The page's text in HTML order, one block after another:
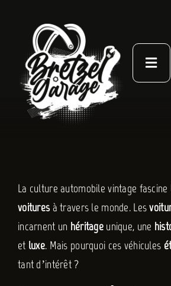
Toggle
À PROPOS
La culture automobile vintage fascine
voituresà travers le monde. Les
incarnent un héritageunique, une
et luxe. Mais pourquoi ces véhicules
tant d’intérêt ?